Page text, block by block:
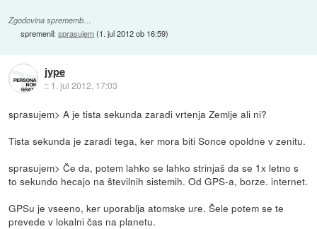
Zgodovina sprememb…
spremenil:sprasujem(1. jul 2012 ob 16:59)
jype
:: 1. jul 2012, 17:03
sprasujem> A je tista sekunda zaradi vrtenja Zemlje ali ni?
Tista sekunda je zaradi tega, ker mora biti Sonce opoldne v zenitu.
sprasujem> Če da, potem lahko se lahko strinjaš da se 1x letno s
to sekundo hecajo na številnih sistemih. Od GPS-a, borze. internet.
GPSu je vseeno, ker uporablja atomske ure. Šele potem se te
prevede v lokalni čas na planetu.